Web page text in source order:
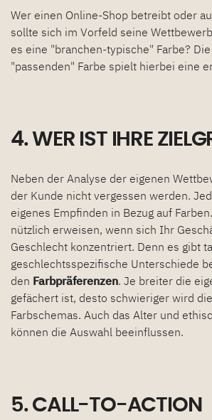
Wer einen Online-Shop betreibt oder
sollte sich im Vorfeld seine
es eine "branchen-typische" Farbe?
"passenden" Farbe spielt hierbei eine
4. WER IST IHRE
Neben der Analyse der eigenen
der Kunde nicht vergessen werden.
eigenes Empfinden in Bezug auf
nützlich erweisen, wenn sich Ihr
Geschlecht konzentriert. Denn es gibt
geschlechtsspezifische Unterschiede
den Farbpräferenzen. Je breiter die
gefächert ist, desto schwieriger wird
Farbschemas. Auch das Alter und
können die Auswahl beeinflussen.
5. CALL-TO-ACTION